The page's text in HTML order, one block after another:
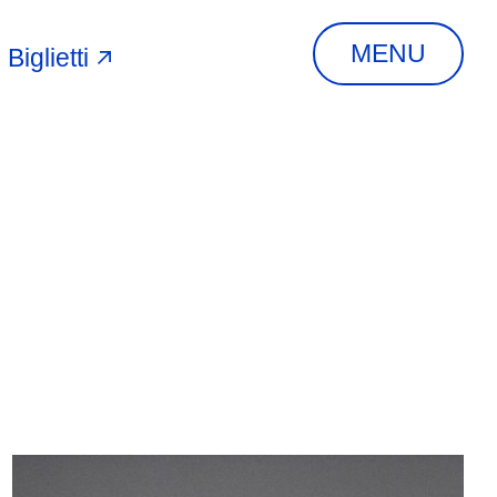
Biglietti MENU